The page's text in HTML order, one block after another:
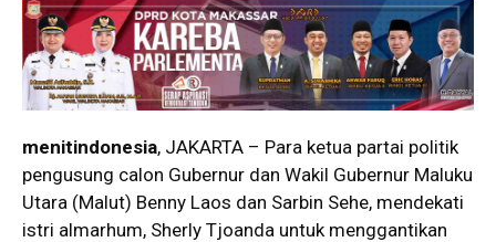
menitindonesia, JAKARTA – Para ketua partai politik
pengusung calon Gubernur dan Wakil Gubernur Maluku
Utara (Malut) Benny Laos dan Sarbin Sehe, mendekati
istri almarhum, Sherly Tjoanda untuk menggantikan